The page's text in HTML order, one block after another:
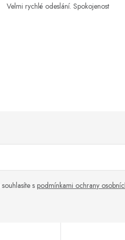
Velmi rychlé odeslání. Spokojenost
s podmínkami ochrany